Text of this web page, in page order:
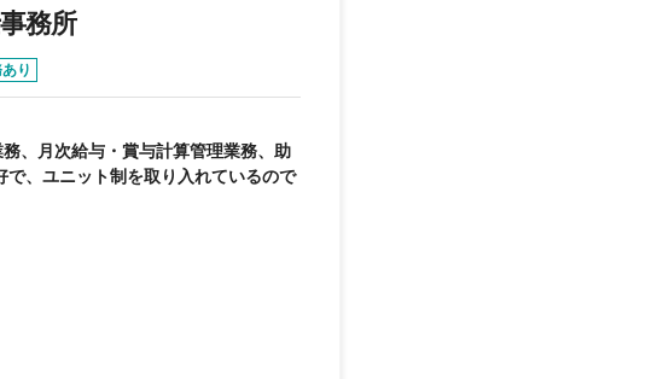
務所
り
、月次給与・賞与計算管理業務、助
、ユニット制を取り入れているので